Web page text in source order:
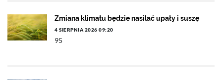
Zmiana klimatu będzie nasilać upały i suszę
4 SIERPNIA 2026 09:20
95